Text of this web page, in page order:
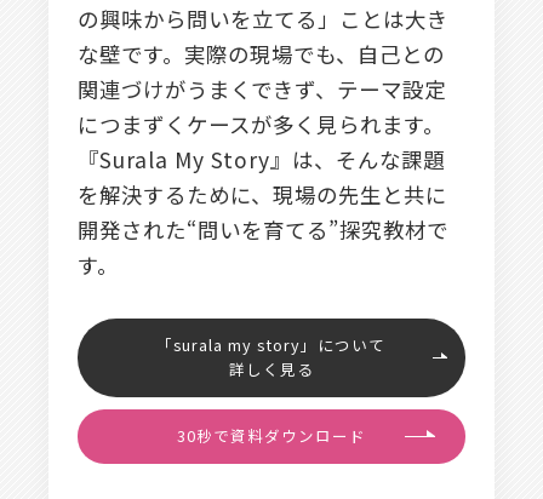
の興味から問いを立てる」ことは大き
な壁です。実際の現場でも、自己との
関連づけがうまくできず、テーマ設定
につまずくケースが多く見られます。
『Surala My Story』は、そんな課題
を解決するために、現場の先生と共に
開発された“問いを育てる”探究教材で
す。
「surala my story」について
詳しく見る
30秒で資料ダウンロード